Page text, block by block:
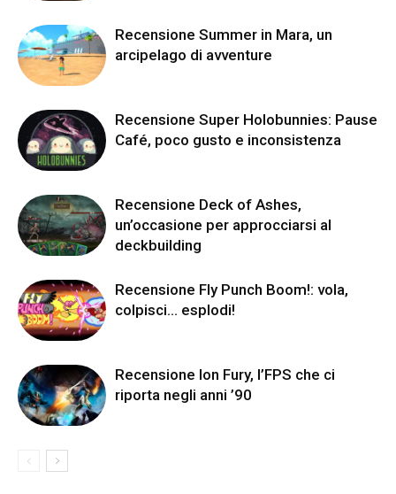
Recensione Summer in Mara, un
arcipelago di avventure
Recensione Super Holobunnies: Pause
Café, poco gusto e inconsistenza
Recensione Deck of Ashes,
un’occasione per approcciarsi al
deckbuilding
Recensione Fly Punch Boom!: vola,
colpisci… esplodi!
Recensione Ion Fury, l’FPS che ci
riporta negli anni ’90